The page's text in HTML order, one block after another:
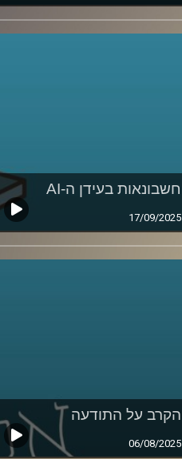
חשבונאות בעידן ה-AI
17/09/2025
הקרב על התודעה
06/08/2025